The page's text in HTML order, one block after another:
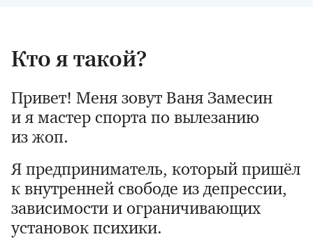
Кто я такой?
Привет! Меня зовут Ваня Замесин
и я мастер спорта по вылезанию
из жоп.
Я предприниматель, который пришёл
к внутренней свободе из депрессии,
зависимости и ограничивающих
установок психики.